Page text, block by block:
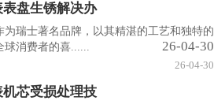
表盘生锈解决办
为瑞士著名品牌，以其精湛的工艺和独特的
球消费者的喜......
26-04-30
26-04-30
芯受损处理技